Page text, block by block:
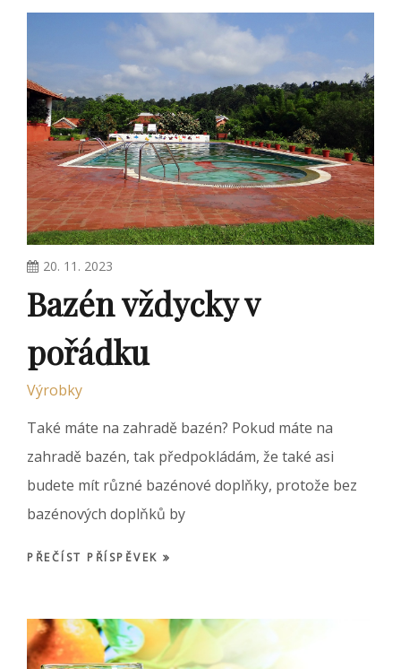
20. 11. 2023
Bazén vždycky v
pořádku
Výrobky
Také máte na zahradě bazén? Pokud máte na
zahradě bazén, tak předpokládám, že také asi
budete mít různé bazénové doplňky, protože bez
bazénových doplňků by
PŘEČÍST PŘÍSPĚVEK